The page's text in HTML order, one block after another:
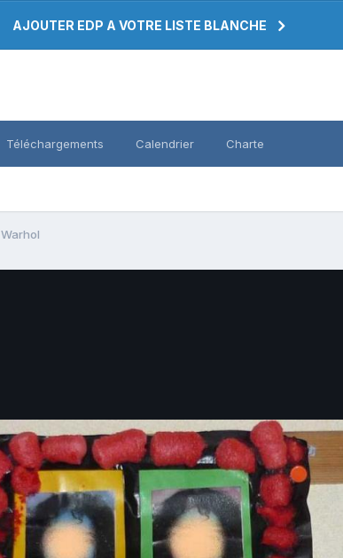
AJOUTER EDP A VOTRE LISTE BLANCHE
Téléchargements Calendrier Charte
Warhol